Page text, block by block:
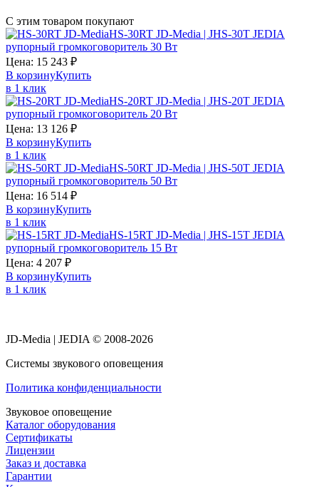
С этим товаром покупают
HS-30RT JD-Media | JHS-30T JEDIA
рупорный громкоговоритель 30 Вт
Цена: 15 243 ₽
В корзинуКупить
в 1 клик
HS-20RT JD-Media | JHS-20T JEDIA
рупорный громкоговоритель 20 Вт
Цена: 13 126 ₽
В корзинуКупить
в 1 клик
HS-50RT JD-Media | JHS-50T JEDIA
рупорный громкоговоритель 50 Вт
Цена: 16 514 ₽
В корзинуКупить
в 1 клик
HS-15RT JD-Media | JHS-15T JEDIA
рупорный громкоговоритель 15 Вт
Цена: 4 207 ₽
В корзинуКупить
в 1 клик
JD-Media | JEDIA © 2008-2026
Системы звукового оповещения
Политика конфиденциальности
Звуковое оповещение
Каталог оборудования
Сертификаты
Лицензии
Заказ и доставка
Гарантии